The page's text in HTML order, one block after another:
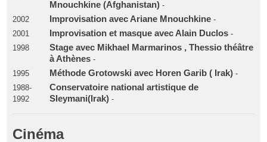
Mnouchkine (Afghanistan) -
2002
Improvisation avec Ariane Mnouchkine -
2001
Improvisation et masque avec Alain Duclos -
1998
Stage avec Mikhael Marmarinos , Thessio théâtre
à Athènes -
1995
Méthode Grotowski avec Horen Garib ( Irak) -
1988-
1992
Conservatoire national artistique de
Sleymani(Irak)-
Cinéma